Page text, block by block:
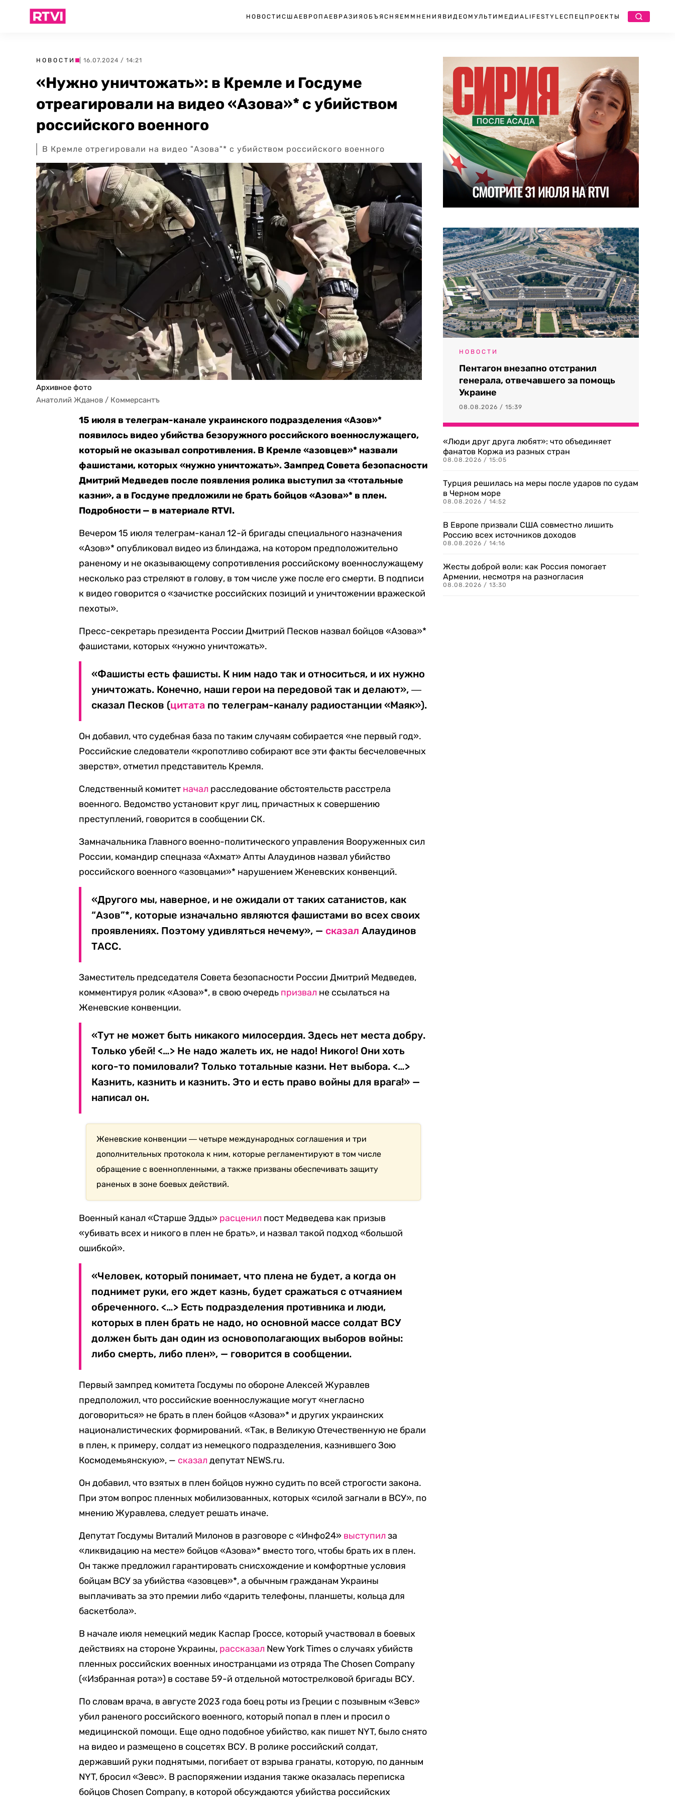
НОВОСТИ США ЕВРОПА ЕВРАЗИЯ ОБЪЯСНЯЕМ МНЕНИЯ ВИДЕО МУЛЬТИМЕДИА LIFESTYLEСПЕЦПРОЕКТЫ
НОВОСТИ | 16.07.2024 / 14:21
«Нужно уничтожать»: в Кремле и Госдуме
отреагировали на видео «Азова»* с убийством
российского военного
В Кремле отрегировали на видео "Азова"* с убийством российского военного
Архивное фото
Анатолий Жданов / Коммерсантъ
15 июля в телеграм-канале украинского подразделения «Азов»*
появилось видео убийства безоружного российского военнослужащего,
который не оказывал сопротивления. В Кремле «азовцев»* назвали
фашистами, которых «нужно уничтожать». Зампред Совета безопасности
Дмитрий Медведев после появления ролика выступил за «тотальные
казни», а в Госдуме предложили не брать бойцов «Азова»* в плен.
Подробности — в материале RTVI.
Вечером 15 июля телеграм-канал 12-й бригады специального назначения
«Азов»* опубликовал видео из блиндажа, на котором предположительно
раненому и не оказывающему сопротивления российскому военнослужащему
несколько раз стреляют в голову, в том числе уже после его смерти. В подписи
к видео говорится о «зачистке российских позиций и уничтожении вражеской
пехоты».
Пресс-секретарь президента России Дмитрий Песков назвал бойцов «Азова»*
фашистами, которых «нужно уничтожать».
«Фашисты есть фашисты. К ним надо так и относиться, и их нужно
уничтожать. Конечно, наши герои на передовой так и делают», ―
сказал Песков (цитата по телеграм-каналу радиостанции «Маяк»).
Он добавил, что судебная база по таким случаям собирается «не первый год».
Российские следователи «кропотливо собирают все эти факты бесчеловечных
зверств», отметил представитель Кремля.
Следственный комитет начал расследование обстоятельств расстрела
военного. Ведомство установит круг лиц, причастных к совершению
преступлений, говорится в сообщении СК.
Замначальника Главного военно-политического управления Вооруженных сил
России, командир спецназа «Ахмат» Апты Алаудинов назвал убийство
российского военного «азовцами»* нарушением Женевских конвенций.
«Другого мы, наверное, и не ожидали от таких сатанистов, как
“Азов”*, которые изначально являются фашистами во всех своих
проявлениях. Поэтому удивляться нечему», — сказал Алаудинов
ТАСС.
Заместитель председателя Совета безопасности России Дмитрий Медведев,
комментируя ролик «Азова»*, в свою очередь призвал не ссылаться на
Женевские конвенции.
«Тут не может быть никакого милосердия. Здесь нет места добру.
Только убей! <…> Не надо жалеть их, не надо! Никого! Они хоть
кого-то помиловали? Только тотальные казни. Нет выбора. <…>
Казнить, казнить и казнить. Это и есть право войны для врага!» —
написал он.
Женевские конвенции ― четыре международных соглашения и три
дополнительных протокола к ним, которые регламентируют в том числе
обращение с военнопленными, а также призваны обеспечивать защиту
раненых в зоне боевых действий.
Военный канал «Старше Эдды» расценил пост Медведева как призыв
«убивать всех и никого в плен не брать», и назвал такой подход «большой
ошибкой».
«Человек, который понимает, что плена не будет, а когда он
поднимет руки, его ждет казнь, будет сражаться с отчаянием
обреченного. <…> Есть подразделения противника и люди,
которых в плен брать не надо, но основной массе солдат ВСУ
должен быть дан один из основополагающих выборов войны:
либо смерть, либо плен», — говорится в сообщении.
Первый зампред комитета Госдумы по обороне Алексей Журавлев
предположил, что российские военнослужащие могут «негласно
договориться» не брать в плен бойцов «Азова»* и других украинских
националистических формирований. «Так, в Великую Отечественную не брали
в плен, к примеру, солдат из немецкого подразделения, казнившего Зою
Космодемьянскую», — сказал депутат NEWS.ru.
Он добавил, что взятых в плен бойцов нужно судить по всей строгости закона.
При этом вопрос пленных мобилизованных, которых «силой загнали в ВСУ», по
мнению Журавлева, следует решать иначе.
Депутат Госдумы Виталий Милонов в разговоре с «Инфо24» выступил за
«ликвидацию на месте» бойцов «Азова»* вместо того, чтобы брать их в плен.
Он также предложил гарантировать снисхождение и комфортные условия
бойцам ВСУ за убийства «азовцев»*, а обычным гражданам Украины
выплачивать за это премии либо «дарить телефоны, планшеты, кольца для
баскетбола».
В начале июля немецкий медик Каспар Гроссе, который участвовал в боевых
действиях на стороне Украины, рассказал New York Times о случаях убийств
пленных российских военных иностранцами из отряда The Chosen Company
(«Избранная рота») в составе 59-й отдельной мотострелковой бригады ВСУ.
По словам врача, в августе 2023 года боец роты из Греции с позывным «Зевс»
убил раненого российского военного, который попал в плен и просил о
медицинской помощи. Еще одно подобное убийство, как пишет NYT, было снято
на видео и размещено в соцсетях ВСУ. В ролике российский солдат,
державший руки поднятыми, погибает от взрыва гранаты, которую, по данным
NYT, бросил «Зевс». В распоряжении издания также оказалась переписка
бойцов Chosen Company, в которой обсуждаются убийства российских
НОВОСТИ
Пентагон внезапно отстранил
генерала, отвечавшего за помощь
Украине
08.08.2026 / 15:39
«Люди друг друга любят»: что объединяет
фанатов Коржа из разных стран
08.08.2026 / 15:05
Турция решилась на меры после ударов по судам
в Черном море
08.08.2026 / 14:52
В Европе призвали США совместно лишить
Россию всех источников доходов
08.08.2026 / 14:16
Жесты доброй воли: как Россия помогает
Армении, несмотря на разногласия
08.08.2026 / 13:30